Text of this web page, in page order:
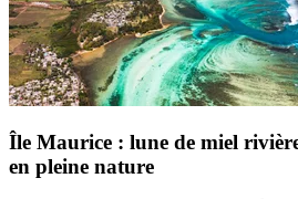
Île Maurice : lune de miel
en pleine nature